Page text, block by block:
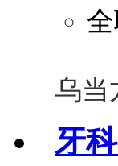
乌当
牙